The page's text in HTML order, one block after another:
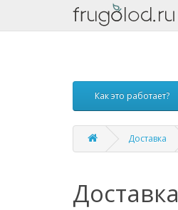
Как это работает?
Доставка
Доставка